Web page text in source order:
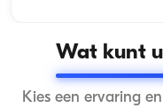
Wat kunt
Kies een ervaring